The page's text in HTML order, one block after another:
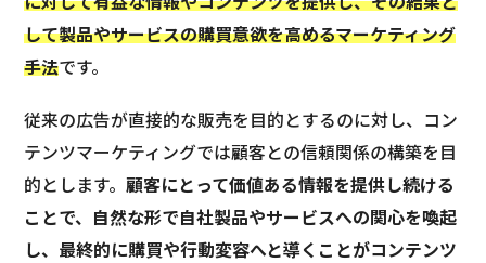
して製品やサービスの購買意欲を高めるマーケティング
手法です。
従来の広告が直接的な販売を目的とするのに対し、コン
テンツマーケティングでは顧客との信頼関係の構築を目
的とします。顧客にとって価値ある情報を提供し続ける
ことで、自然な形で自社製品やサービスへの関心を喚起
し、最終的に購買や行動変容へと導くことがコンテンツ